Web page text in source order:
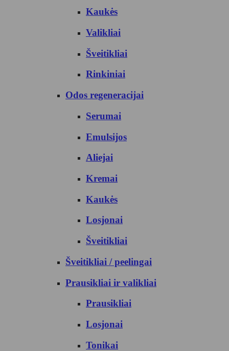
Kaukės
Valikliai
Šveitikliai
Rinkiniai
Odos regeneracijai
Serumai
Emulsijos
Aliejai
Kremai
Kaukės
Losjonai
Šveitikliai
Šveitikliai / peelingai
Prausikliai ir valikliai
Prausikliai
Losjonai
Tonikai